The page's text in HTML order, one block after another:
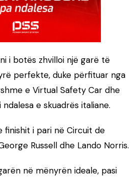
i botës zhvilloi një garë të
perfekte, duke përfituar nga
e Virtual Safety Car dhe
e skuadrës italiane.
finishit i pari në Circuit de
Russell dhe Lando Norris.
në mënyrën ideale, pasi